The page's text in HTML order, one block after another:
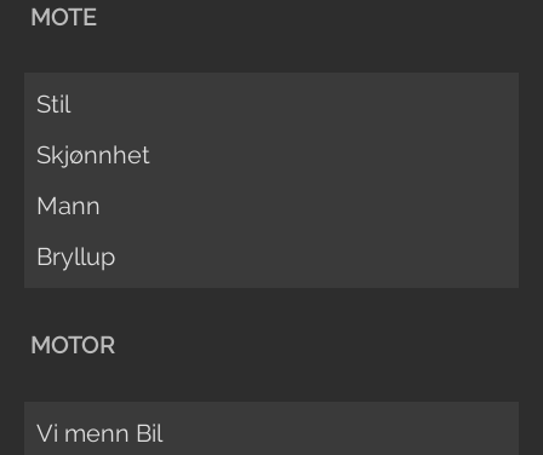
MOTE
Stil
Skjønnhet
Mann
Bryllup
MOTOR
Vi menn Bil